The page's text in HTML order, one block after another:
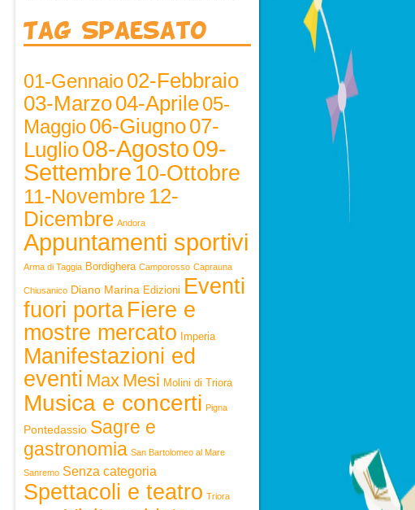
Tag Spaesato
01-Gennaio02-Febbraio
03-Marzo04-Aprile05-
Maggio06-Giugno07-
Luglio08-Agosto09-
Settembre 10-Ottobre
11-Novembre 12-
Dicembre Andora
Appuntamenti sportivi
Arma di Taggia Bordighera Camporosso Caprauna
Chiusanico Diano Marina Edizioni Eventi
fuori porta Fiere e
mostre mercato
Imperia
Manifestazioni ed
eventi Max Mesi Molini di Triora
Musica e concerti Pigna
Pontedassio Sagre e
gastronomia San Bartolomeo al Mare
Sanremo Senza categoria
Spettacoli e teatro Triora